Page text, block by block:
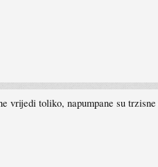
vrijedi toliko, napumpane su